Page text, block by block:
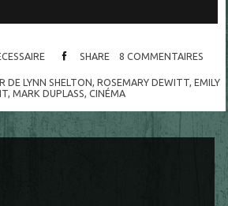
SHARE 8 COMMENTAIRES
DE LYNN SHELTON ,ROSEMARY DEWITT ,EMILY
, MARK DUPLASS CINÉMA